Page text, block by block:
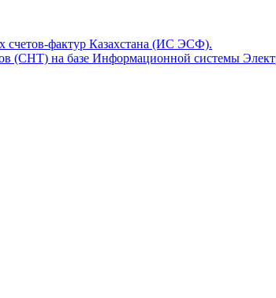
счетов-фактур Казахстана (ИС ЭСФ).
(СНТ) на базе Информационной системы